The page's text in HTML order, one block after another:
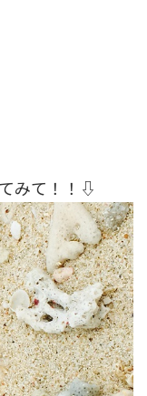
みて！！⇩